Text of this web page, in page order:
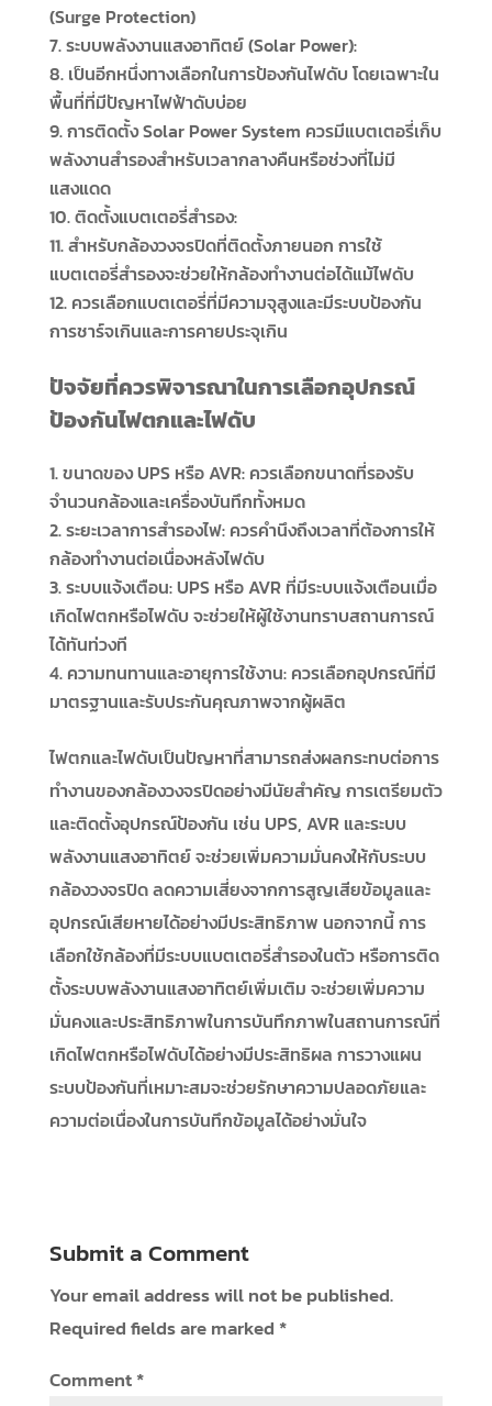
(Surge Protection)
ระบบพลังงานแสงอาทิตย์ (Solar Power):
เป็นอีกหนึ่งทางเลือกในการป้องกันไฟดับ โดยเฉพาะใน
พื้นที่ที่มีปัญหาไฟฟ้าดับบ่อย
การติดตั้ง Solar Power System ควรมีแบตเตอรี่เก็บ
พลังงานสำรองสำหรับเวลากลางคืนหรือช่วงที่ไม่มี
แสงแดด
ติดตั้งแบตเตอรี่สำรอง:
สำหรับกล้องวงจรปิดที่ติดตั้งภายนอก การใช้
แบตเตอรี่สำรองจะช่วยให้กล้องทำงานต่อได้แม้ไฟดับ
ควรเลือกแบตเตอรี่ที่มีความจุสูงและมีระบบป้องกัน
การชาร์จเกินและการคายประจุเกิน
ปัจจัยที่ควรพิจารณาในการเลือกอุปกรณ์
ป้องกันไฟตกและไฟดับ
ขนาดของ UPS หรือ AVR: ควรเลือกขนาดที่รองรับ
จำนวนกล้องและเครื่องบันทึกทั้งหมด
ระยะเวลาการสำรองไฟ: ควรคำนึงถึงเวลาที่ต้องการให้
กล้องทำงานต่อเนื่องหลังไฟดับ
ระบบแจ้งเตือน: UPS หรือ AVR ที่มีระบบแจ้งเตือนเมื่อ
เกิดไฟตกหรือไฟดับ จะช่วยให้ผู้ใช้งานทราบสถานการณ์
ได้ทันท่วงที
ความทนทานและอายุการใช้งาน: ควรเลือกอุปกรณ์ที่มี
มาตรฐานและรับประกันคุณภาพจากผู้ผลิต
ไฟตกและไฟดับเป็นปัญหาที่สามารถส่งผลกระทบต่อการ
ทำงานของกล้องวงจรปิดอย่างมีนัยสำคัญ การเตรียมตัว
และติดตั้งอุปกรณ์ป้องกัน เช่น UPS, AVR และระบบ
พลังงานแสงอาทิตย์ จะช่วยเพิ่มความมั่นคงให้กับระบบ
กล้องวงจรปิด ลดความเสี่ยงจากการสูญเสียข้อมูลและ
อุปกรณ์เสียหายได้อย่างมีประสิทธิภาพ นอกจากนี้ การ
เลือกใช้กล้องที่มีระบบแบตเตอรี่สำรองในตัว หรือการติด
ตั้งระบบพลังงานแสงอาทิตย์เพิ่มเติม จะช่วยเพิ่มความ
มั่นคงและประสิทธิภาพในการบันทึกภาพในสถานการณ์ที่
เกิดไฟตกหรือไฟดับได้อย่างมีประสิทธิผล การวางแผน
ระบบป้องกันที่เหมาะสมจะช่วยรักษาความปลอดภัยและ
ความต่อเนื่องในการบันทึกข้อมูลได้อย่างมั่นใจ
Submit a Comment
Your email address will not be published.
Required fields are marked *
Comment*